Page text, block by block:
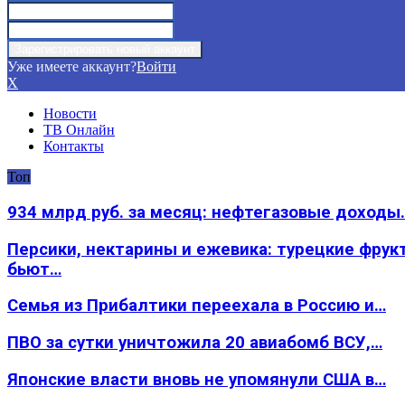
Уже имеете аккаунт?Войти
X
Новости
ТВ Онлайн
Контакты
Топ
934 млрд руб. за месяц: нефтегазовые
Персики, нектарины и ежевика: турецкие
бьют…
Семья из Прибалтики переехала в Россию и…
ПВО за сутки уничтожила 20 авиабомб ВСУ,…
Японские власти вновь не упомянули США в…